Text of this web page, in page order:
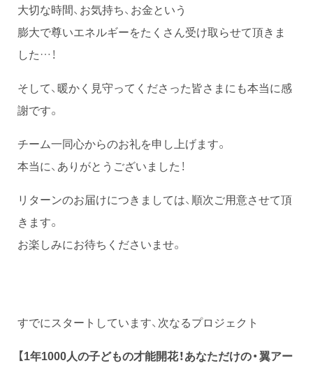
大切な時間、お気持ち、お金という
膨大で尊いエネルギーをたくさん受け取らせて頂きま
した…！
そして、暖かく見守ってくださった皆さまにも本当に感
謝です。
チーム一同心からのお礼を申し上げます。
本当に、ありがとうございました！
リターンのお届けにつきましては、順次ご用意させて頂
きます。
お楽しみにお待ちくださいませ。
すでにスタートしています、次なるプロジェクト
【1年1000人の子どもの才能開花！あなただけの・翼アー